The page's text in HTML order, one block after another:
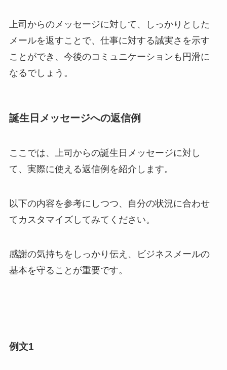
上司からのメッセージに対して、しっかりとした
メールを返すことで、仕事に対する誠実さを示す
ことができ、今後のコミュニケーションも円滑に
なるでしょう。
誕生日メッセージへの返信例
ここでは、上司からの誕生日メッセージに対し
て、実際に使える返信例を紹介します。
以下の内容を参考にしつつ、自分の状況に合わせ
てカスタマイズしてみてください。
感謝の気持ちをしっかり伝え、ビジネスメールの
基本を守ることが重要です。
例文1